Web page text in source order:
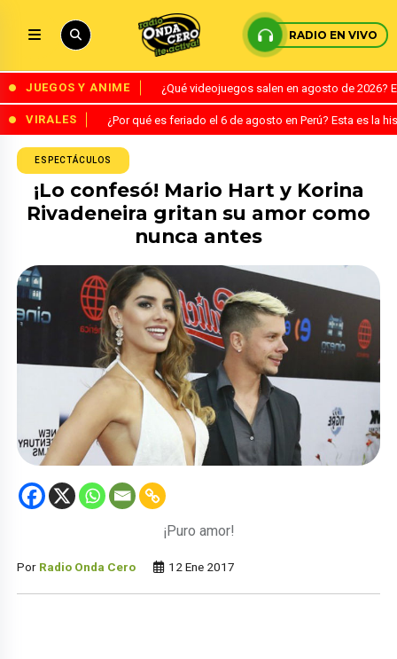
RADIO EN VIVO
JUEGOS Y ANIME ¿Qué videojuegos salen en agosto de
VIRALES ¿Por qué es feriado el 6 de agosto en Perú? Esta es la
ESPECTÁCULOS
¡Lo confesó! Mario Hart y Korina
Rivadeneira gritan su amor como
nunca antes
¡Puro amor!
Por Radio Onda Cero 12 Ene 2017